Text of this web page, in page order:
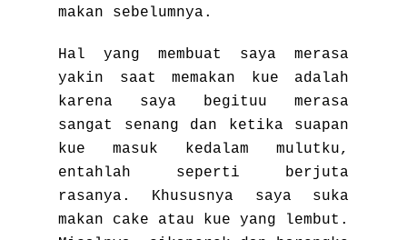
makan sebelumnya.
Hal yang membuat saya merasa
yakin saat memakan kue adalah
karena saya begituu merasa
sangat senang dan ketika suapan
kue masuk kedalam mulutku,
entahlah seperti berjuta
rasanya. Khususnya saya suka
makan cake atau kue yang lembut.